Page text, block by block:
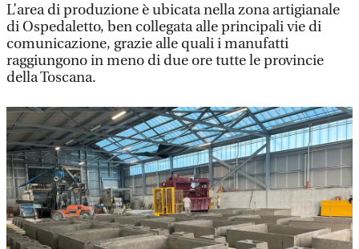
L’area di produzione è ubicata nella zona artigianale
di Ospedaletto, ben collegata alle principali vie di
comunicazione, grazie alle quali i manufatti
raggiungono in meno di due ore tutte le provincie
della Toscana.